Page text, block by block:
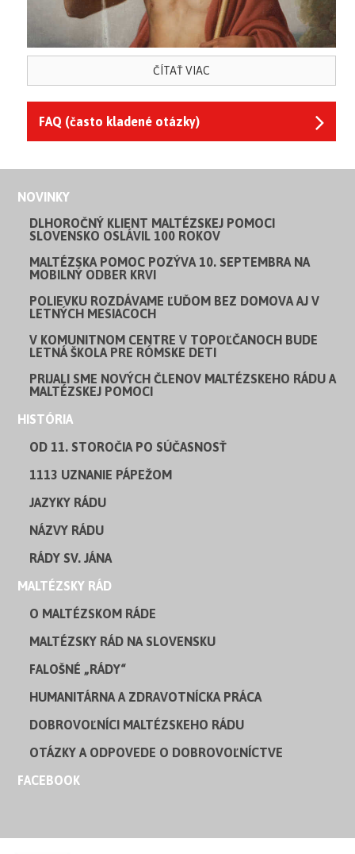
ČÍTAŤ VIAC
FAQ (často kladené otázky)
NOVINKY
DLHOROČNÝ KLIENT MALTÉZSKEJ POMOCI
SLOVENSKO OSLÁVIL 100 ROKOV
MALTÉZSKA POMOC POZÝVA 10. SEPTEMBRA NA
MOBILNÝ ODBER KRVI
POLIEVKU ROZDÁVAME ĽUĎOM BEZ DOMOVA AJ V
LETNÝCH MESIACOCH
V KOMUNITNOM CENTRE V TOPOĽČANOCH BUDE
LETNÁ ŠKOLA PRE RÓMSKE DETI
PRIJALI SME NOVÝCH ČLENOV MALTÉZSKEHO RÁDU A
MALTÉZSKEJ POMOCI
HISTÓRIA
OD 11. STOROČIA PO SÚČASNOSŤ
1113 UZNANIE PÁPEŽOM
JAZYKY RÁDU
NÁZVY RÁDU
RÁDY SV. JÁNA
MALTÉZSKY RÁD
O MALTÉZSKOM RÁDE
MALTÉZSKY RÁD NA SLOVENSKU
FALOŠNÉ „RÁDY“
HUMANITÁRNA A ZDRAVOTNÍCKA PRÁCA
DOBROVOĽNÍCI MALTÉZSKEHO RÁDU
OTÁZKY A ODPOVEDE O DOBROVOĽNÍCTVE
FACEBOOK